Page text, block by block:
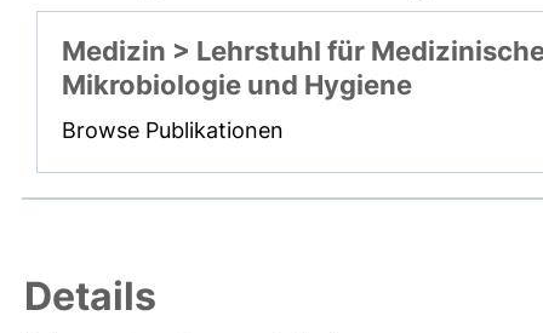
Medizin > Lehrstuhl für
Mikrobiologie und Hygiene
Browse Publikationen
Details